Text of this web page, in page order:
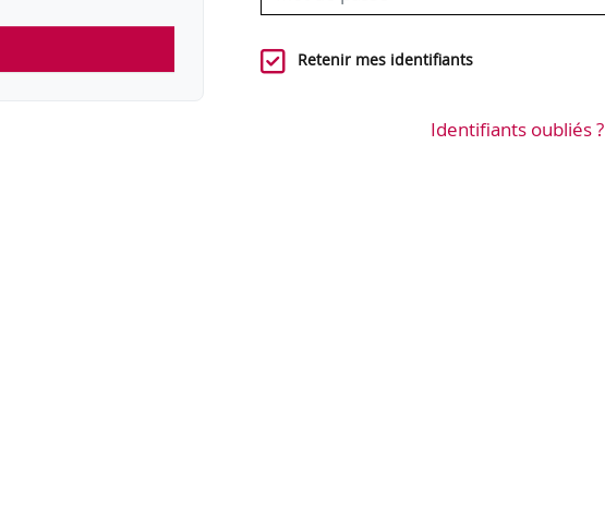
Retenir mes identifiants
Identifiants oubliés ?